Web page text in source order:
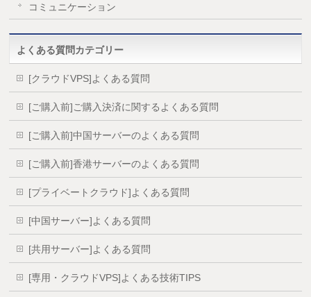
コミュニケーション
よくある質問カテゴリー
[クラウドVPS]よくある質問
[ご購入前]ご購入決済に関するよくある質問
[ご購入前]中国サーバーのよくある質問
[ご購入前]香港サーバーのよくある質問
[プライベートクラウド]よくある質問
[中国サーバー]よくある質問
[共用サーバー]よくある質問
[専用・クラウドVPS]よくある技術TIPS